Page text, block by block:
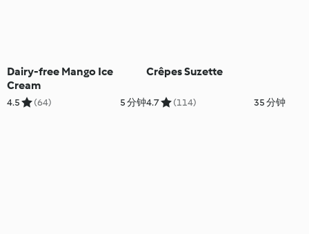
Dairy-free Mango Ice
Cream
4.5 (64) 5 分钟
Crêpes Suzette
4.7 (114) 35 分钟